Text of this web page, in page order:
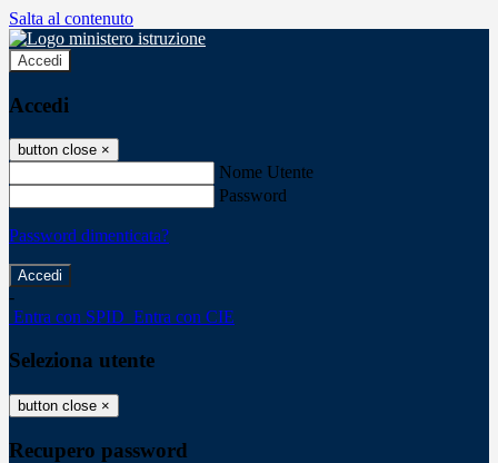
Salta al contenuto
Accedi
Accedi
button close ×
Nome Utente
Password
Password dimenticata?
-
Entra con SPID Entra con CIE
Seleziona utente
button close ×
Recupero password